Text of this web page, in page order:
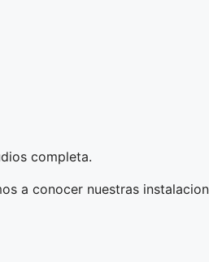
completa.
a conocer nuestras